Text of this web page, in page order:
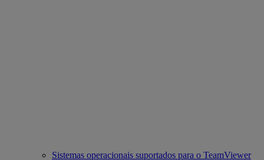
Sistemas operacionais suportados para o TeamViewer